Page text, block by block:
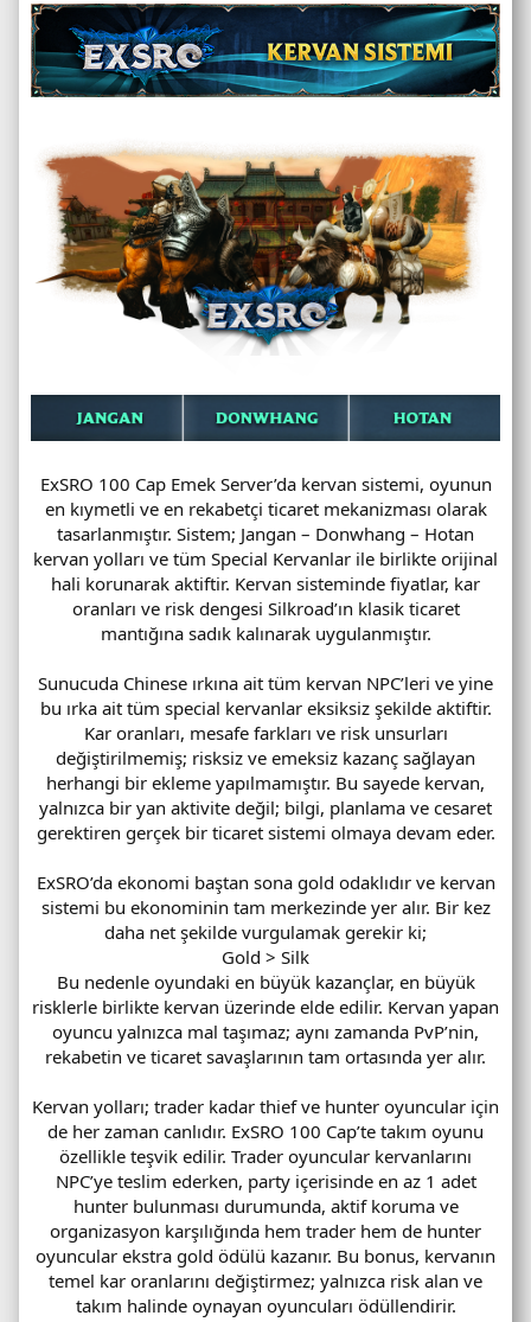
ExSRO 100 Cap Emek Server’da kervan sistemi, oyunun
en kıymetli ve en rekabetçi ticaret mekanizması olarak
tasarlanmıştır. Sistem; Jangan – Donwhang – Hotan
kervan yolları ve tüm Special Kervanlar ile birlikte orijinal
hali korunarak aktiftir. Kervan sisteminde fiyatlar, kar
oranları ve risk dengesi Silkroad’ın klasik ticaret
mantığına sadık kalınarak uygulanmıştır.
Sunucuda Chinese ırkına ait tüm kervan NPC’leri ve yine
bu ırka ait tüm special kervanlar eksiksiz şekilde aktiftir.
Kar oranları, mesafe farkları ve risk unsurları
değiştirilmemiş; risksiz ve emeksiz kazanç sağlayan
herhangi bir ekleme yapılmamıştır. Bu sayede kervan,
yalnızca bir yan aktivite değil; bilgi, planlama ve cesaret
gerektiren gerçek bir ticaret sistemi olmaya devam eder.
ExSRO’da ekonomi baştan sona gold odaklıdır ve kervan
sistemi bu ekonominin tam merkezinde yer alır. Bir kez
daha net şekilde vurgulamak gerekir ki;
Gold > Silk
Bu nedenle oyundaki en büyük kazançlar, en büyük
risklerle birlikte kervan üzerinde elde edilir. Kervan yapan
oyuncu yalnızca mal taşımaz; aynı zamanda PvP’nin,
rekabetin ve ticaret savaşlarının tam ortasında yer alır.
Kervan yolları; trader kadar thief ve hunter oyuncular için
de her zaman canlıdır. ExSRO 100 Cap’te takım oyunu
özellikle teşvik edilir. Trader oyuncular kervanlarını
NPC’ye teslim ederken, party içerisinde en az 1 adet
hunter bulunması durumunda, aktif koruma ve
organizasyon karşılığında hem trader hem de hunter
oyuncular ekstra gold ödülü kazanır. Bu bonus, kervanın
temel kar oranlarını değiştirmez; yalnızca risk alan ve
takım halinde oynayan oyuncuları ödüllendirir.